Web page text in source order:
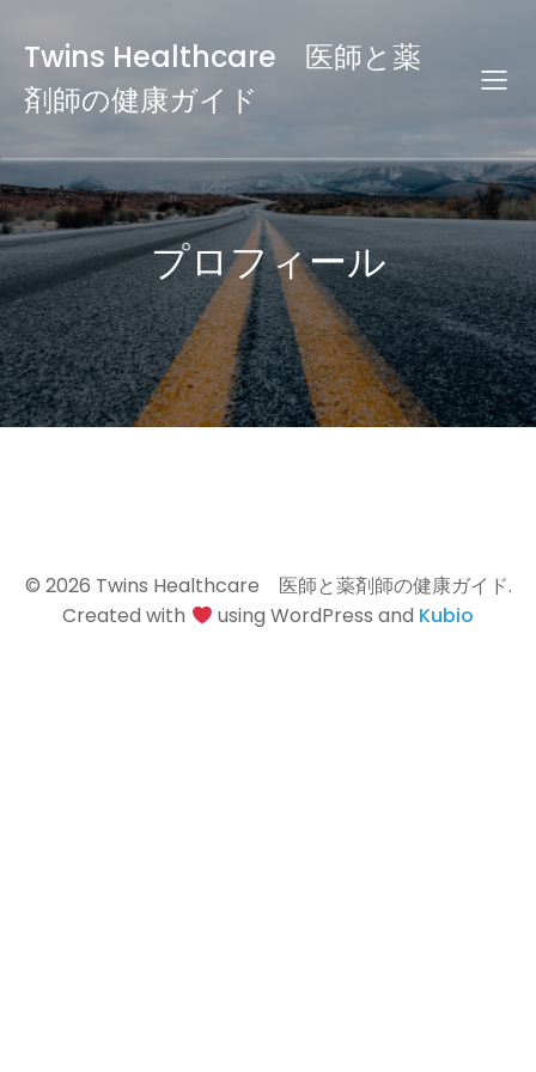
Twins Healthcare 医師と薬
剤師の健康ガイド
プロフィール
© 2026 Twins Healthcare 医師と薬剤師の健康ガイド.
Created with
using WordPress and Kubio